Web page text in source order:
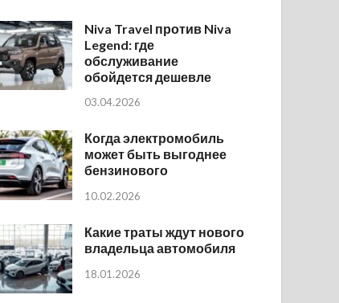
Niva Travel против Niva
Legend: где
обслуживание
обойдется дешевле
03.04.2026
Когда электромобиль
может быть выгоднее
бензинового
10.02.2026
Какие траты ждут нового
владельца автомобиля
18.01.2026